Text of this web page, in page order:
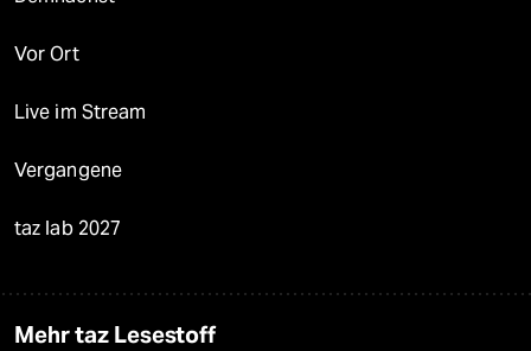
Vor Ort
Live im Stream
Vergangene
taz lab 2027
Mehr taz Lesestoff